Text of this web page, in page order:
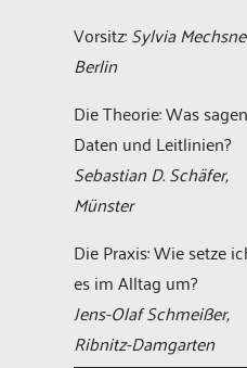
Vorsitz:Sylvia
Berlin
Die Theorie: Was sagen
Daten und Leitlinien?
Sebastian D. Schäfer,
Münster
Die Praxis: Wie setze
es im Alltag um?
Jens-Olaf Schmeißer,
Ribnitz-Damgarten